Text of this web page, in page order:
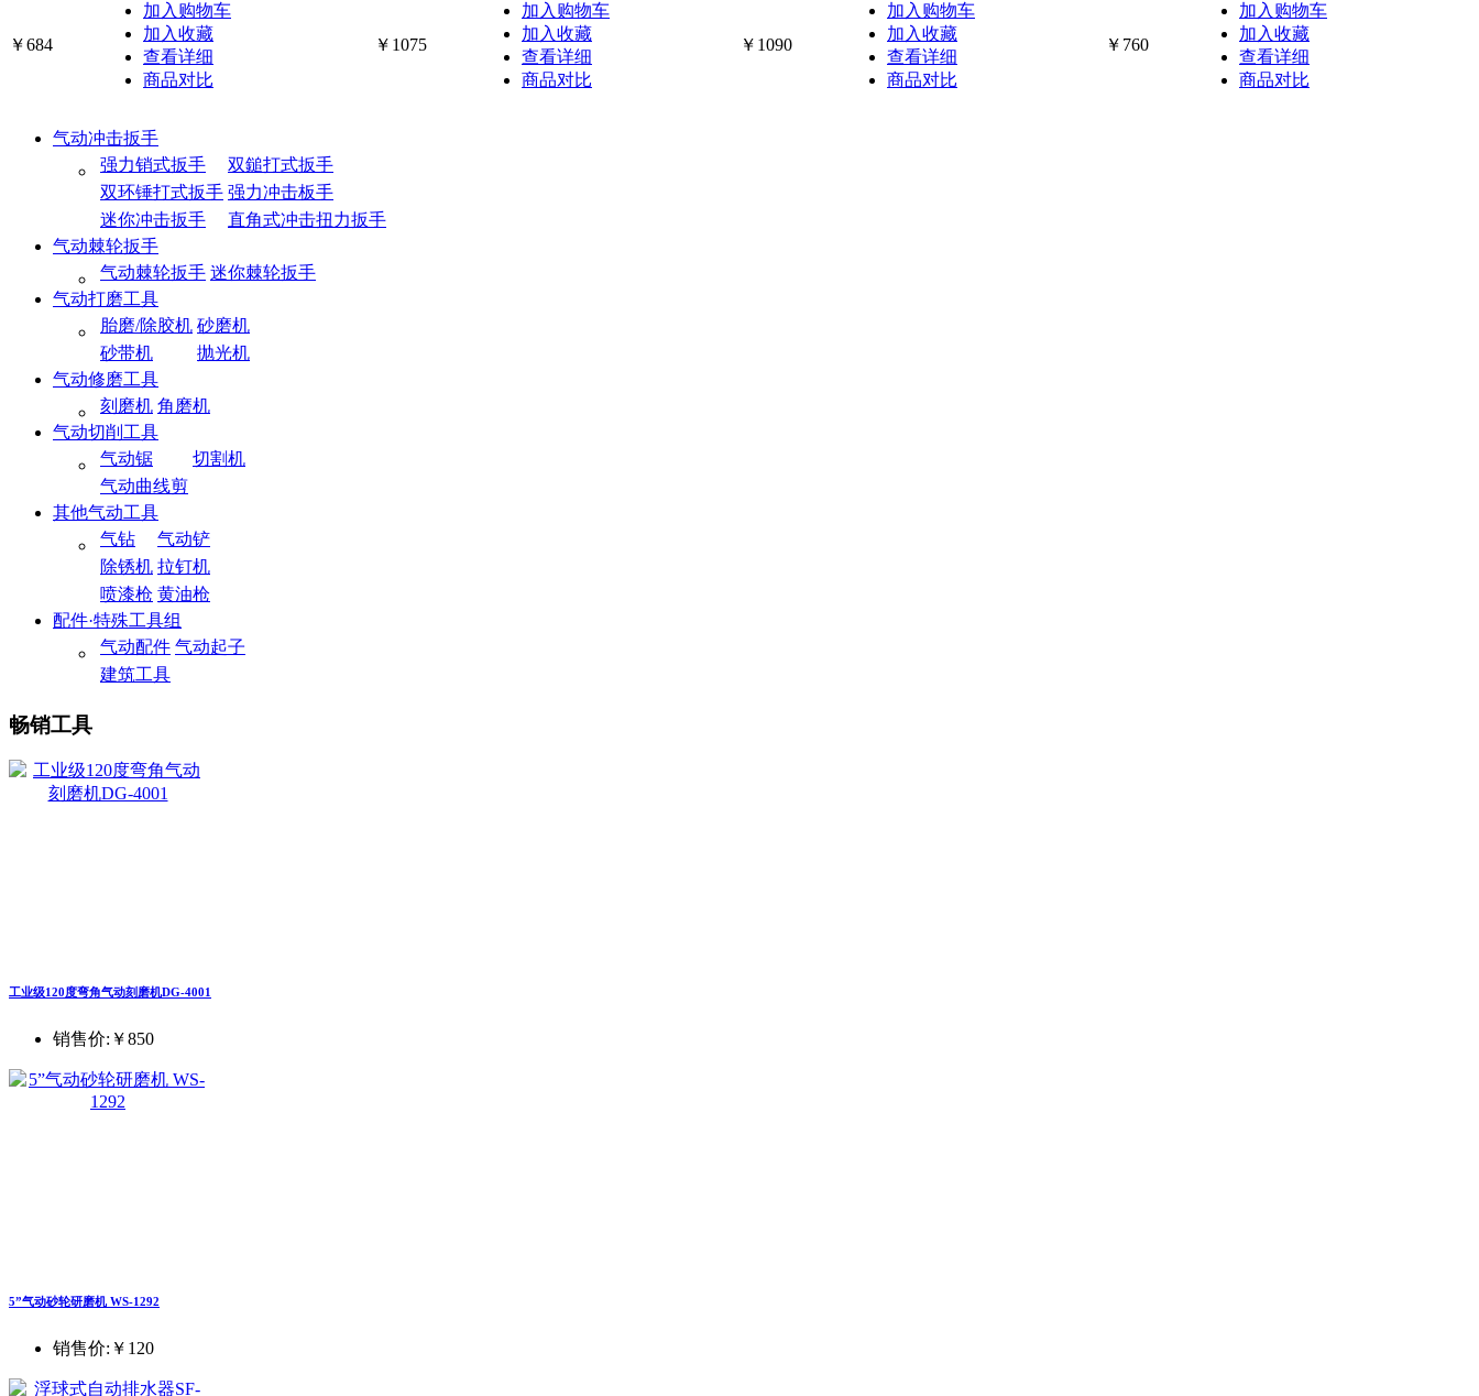
￥684
加入购物车
加入收藏
查看详细
商品对比
￥1075
加入购物车
加入收藏
查看详细
商品对比
￥1090
加入购物车
加入收藏
查看详细
商品对比
￥760
加入购物车
加入收藏
查看详细
商品对比
气动冲击扳手
强力销式扳手
双鎚打式扳手
双环锤打式扳手 强力冲击板手
迷你冲击扳手
直角式冲击扭力扳手
气动棘轮扳手
气动棘轮扳手 迷你棘轮扳手
气动打磨工具
胎磨/除胶机 砂磨机
砂带机
抛光机
气动修磨工具
刻磨机 角磨机
气动切削工具
气动锯
切割机
气动曲线剪
其他气动工具
气钻
气动铲
除锈机 拉钉机
喷漆枪 黄油枪
配件·特殊工具组
气动配件 气动起子
建筑工具
畅销工具
工业级120度弯角气动刻磨机DG-4001
销售价: ￥850
5”气动砂轮研磨机 WS-1292
销售价: ￥120